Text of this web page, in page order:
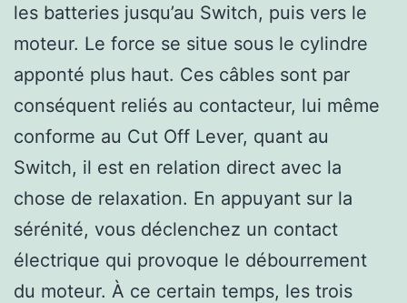
les batteries jusqu’au Switch, puis vers le
moteur. Le force se situe sous le cylindre
apponté plus haut. Ces câbles sont par
conséquent reliés au contacteur, lui même
conforme au Cut Off Lever, quant au
Switch, il est en relation direct avec la
chose de relaxation. En appuyant sur la
sérénité, vous déclenchez un contact
électrique qui provoque le débourrement
du moteur. À ce certain temps, les trois